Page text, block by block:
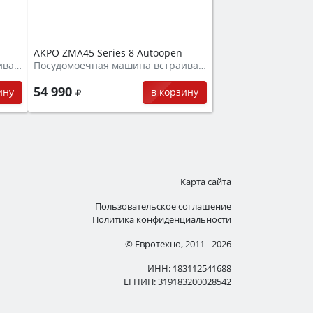
Посудомоечная машина встраиваемая
AKPO ZMA45 Series 8 Autoopen
Посудомоечная машина встраиваемая
54 990 в корзину
Карта сайта
Пользовательское соглашение
Политика конфиденциальности
© Евротехно, 2011 - 2026
ИНН: 183112541688
ЕГНИП: 319183200028542